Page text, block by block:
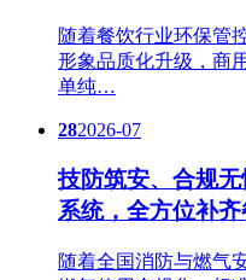
随着餐饮行业环保管
形象品质化升级，商
单纯…
282026-07
技防筑安、合规
系统，全方位补
随着全国消防与燃气